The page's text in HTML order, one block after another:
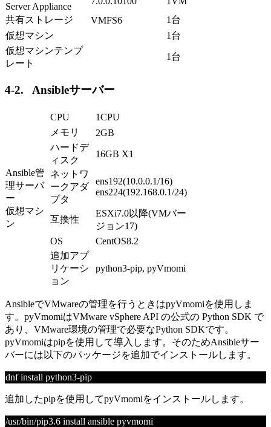
Server Appliance
共有ストレージ
VMFS6
1台
仮想マシン
1台
仮想マシンテンプ
レート
1台
4-2. Ansibleサーバー
Ansible管
理サーバ
ー
仮想マシ
ン
CPU
1CPU
メモリ
2GB
ハードデ
ィスク
16GB X1
ネットワ
ークアダ
プタ
ens192(10.0.0.1/16)
ens224(192.168.0.1/24)
互換性
ESXi7.0以降(VMバー
ジョン17)
OS
CentOS8.2
追加アプ
リケーシ
ョン
python3-pip, pyVmomi
AnsibleでVMwareの管理を行うときはpyVmomiを使用しま
す。pyVmomiはVMware vSphere API の公式の Python SDK で
あり、 VMware環境の管理で必要なPython SDKです。
pyVmomiはpipを使用して導入します。そのためAnsibleサー
バーには以下のパッケージを追加でインストールします。
dnf install python3-pip
追加したpipを使用してpyVmomiをインストールします。
/usr/bin/pip3.6 install ansible pyvmomi